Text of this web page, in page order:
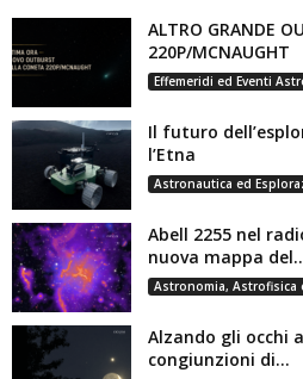
ALTRO GRANDE
220P/MCNAUGHT
Effemeridi ed Eventi
Il futuro
l’Etna
Astronautica ed
Abell 2255 nel
nuova mappa
Astronomia, Astrofisica
Alzando gli occhi
congiunzioni di...